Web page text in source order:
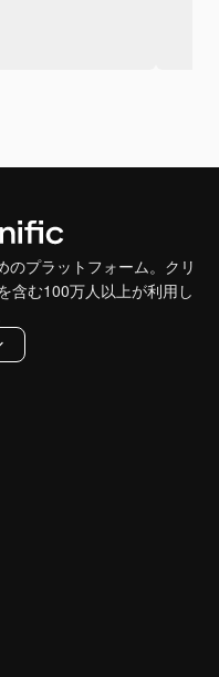
のプラットフォーム。クリ
含む100万人以上が利用し